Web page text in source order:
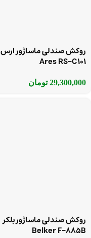
روکش صندلی ماساژور ارس
Ares RS-C101
29,300,000 تومان
روکش صندلی ماساژور بلکر
Belker F-885B